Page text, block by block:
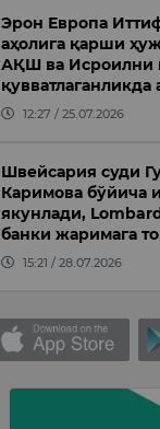
Эрон Европа
аҳолига қарши
АҚШ ва Исроилни
қувватлаганликда
12:27 / 25.07.2026
Швейсария суди
Каримова бўйича
якунлади,
банки жаримага
15:21 / 28.07.2026